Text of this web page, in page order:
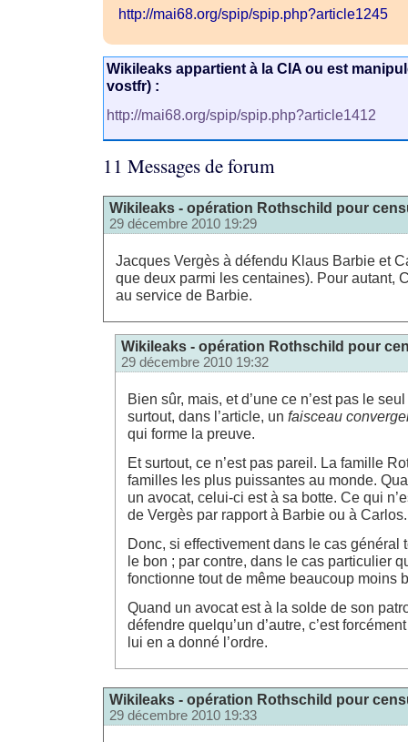
http://mai68.org/spip/spip.php?article1245
Wikileaks appartient à la CIA ou est
vostfr) :
http://mai68.org/spip/spip.php?article1412
11 Messages de forum
Wikileaks - opération Rothschild pour
29 décembre 2010 19:29
Jacques Vergès à défendu Klaus Barbie et
que deux parmi les centaines). Pour autant,
au service de Barbie.
Wikileaks - opération Rothschild pour
29 décembre 2010 19:32
Bien sûr, mais, et d’une ce n’est pas le
surtout, dans l’article, un faisceau
qui forme la preuve.
Et surtout, ce n’est pas pareil. La famille
familles les plus puissantes au monde.
un avocat, celui-ci est à sa botte. Ce qui
de Vergès par rapport à Barbie ou à Carlos.
Donc, si effectivement dans le cas général
le bon ; par contre, dans le cas particulier
fonctionne tout de même beaucoup moins
Quand un avocat est à la solde de son
défendre quelqu’un d’autre, c’est
lui en a donné l’ordre.
Wikileaks - opération Rothschild pour
29 décembre 2010 19:33